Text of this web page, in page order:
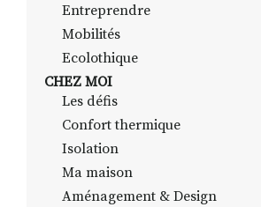
FACEBOOK
Entreprendre
Mobilités
Ecolothique
CHEZ MOI
Les défis
Confort thermique
Isolation
Ma maison
Aménagement & Design